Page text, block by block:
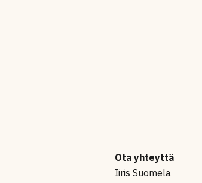
Ota yhteyttä
Iiris Suomela